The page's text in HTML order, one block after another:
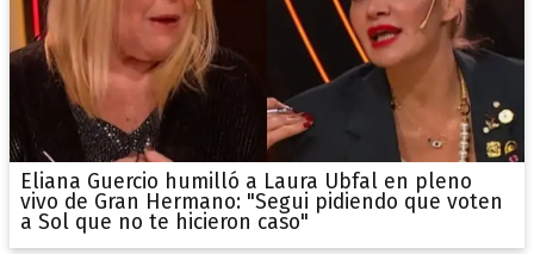
Eliana Guercio humilló a Laura Ubfal en pleno
vivo de Gran Hermano: "Segui pidiendo que voten
a Sol que no te hicieron caso"